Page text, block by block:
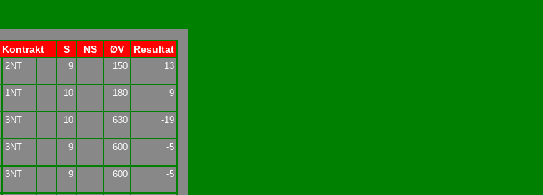
Kontrakt S NS ØV Resultat
2NT 9 150 13
1NT 10 180 9
3NT 10 630 -19
3NT 9 600 -5
3NT 9 600 -5